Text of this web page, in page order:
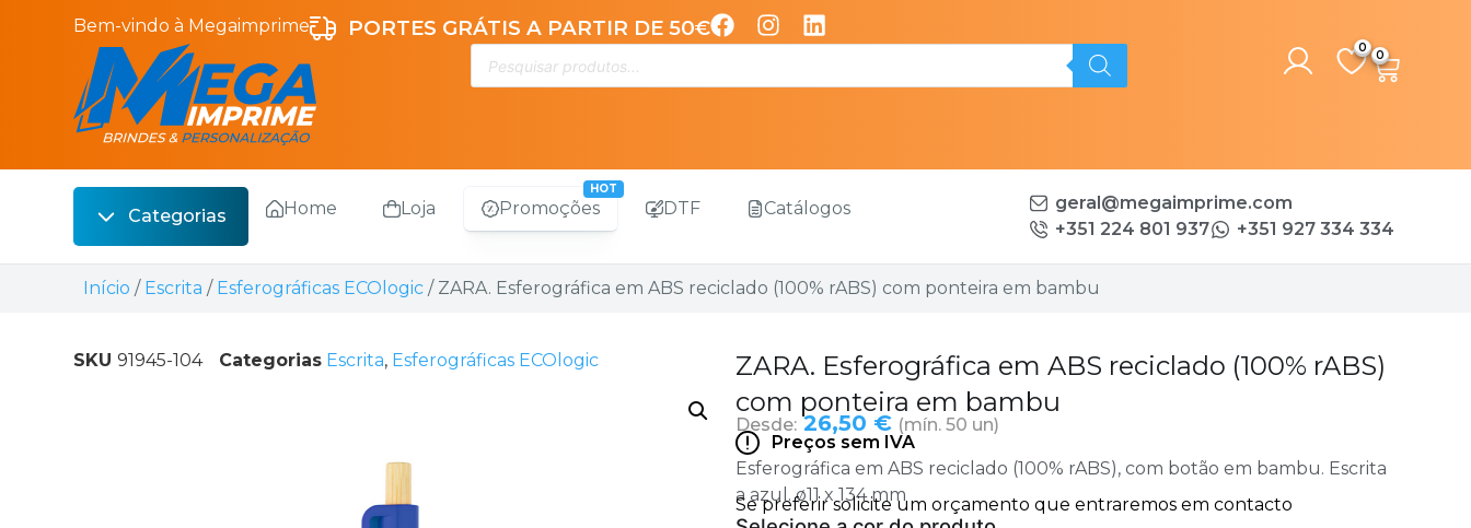
Bem-vindo à Megaimprime PORTES GRÁTIS A PARTIR DE 50€
0
Categorias
Escrita
Bebidas
Sacos
Home Loja Promoções DTF Catálogos
geral@megaimprime.com
+351 224 801 937
+351 927 334 334
Início / Escrita / Esferográficas ECOlogic / ZARA. Esferográfica em ABS reciclado (100% rABS) com ponteira em bambu
SKU91945-104 Categorias Escrita, Esferográficas ECOlogic
ZARA. Esferográfica em ABS reciclado (100% rABS)
com ponteira em bambu
Desde: 26,50 € (mín. 50 un)
Preços sem IVA
Esferográfica em ABS reciclado (100% rABS), com botão em bambu. Escrita
a azul. ø11 x 134 mm